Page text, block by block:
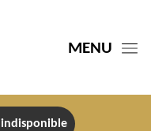
MENU
indisponible